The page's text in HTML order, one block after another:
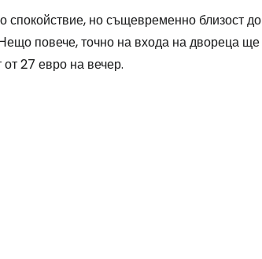
спокойствие, но същевременно близост до
повече, точно на входа на двореца ще
27 евро на вечер.